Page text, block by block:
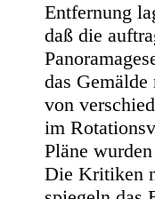
Entfernung
daß die
das
von
im
Pläne
Die Kritiken